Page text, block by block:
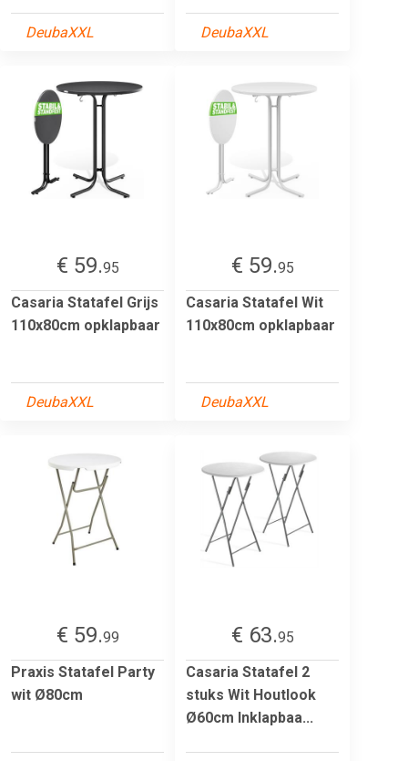
DeubaXXL DeubaXXL
€ 59.95
Casaria Statafel Grijs
110x80cm opklapbaar
DeubaXXL
€ 59.95
Casaria Statafel Wit
110x80cm opklapbaar
DeubaXXL
€ 59.99
Praxis Statafel Party
wit Ø80cm
€ 63.95
Casaria Statafel 2
stuks Wit Houtlook
Ø60cm Inklapbaa...